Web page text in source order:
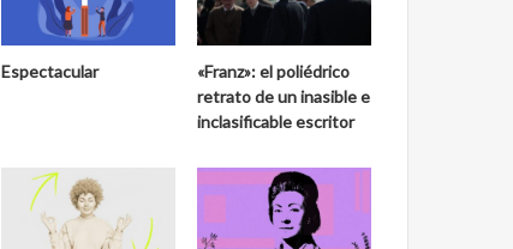
Espectacular
«Franz»: el poliédrico
retrato de un inasible e
inclasificable escritor